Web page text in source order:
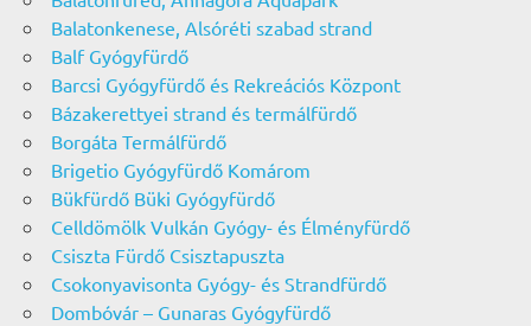
Balatonkenese, Alsóréti szabad strand
Balf Gyógyfürdő
Barcsi Gyógyfürdő és Rekreációs Központ
Bázakerettyei strand és termálfürdő
Borgáta Termálfürdő
Brigetio Gyógyfürdő Komárom
Bükfürdő Büki Gyógyfürdő
Celldömölk Vulkán Gyógy- és Élményfürdő
Csiszta Fürdő Csisztapuszta
Csokonyavisonta Gyógy- és Strandfürdő
Dombóvár – Gunaras Gyógyfürdő